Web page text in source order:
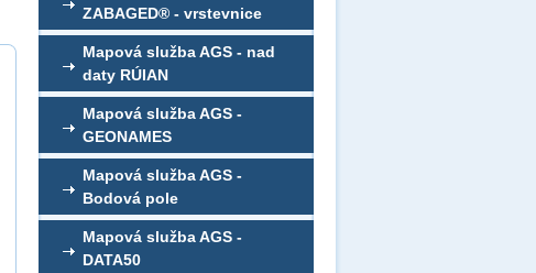
ZABAGED® - vrstevnice
Mapová služba AGS - nad
daty RÚIAN
Mapová služba AGS -
GEONAMES
Mapová služba AGS -
Bodová pole
Mapová služba AGS -
DATA50